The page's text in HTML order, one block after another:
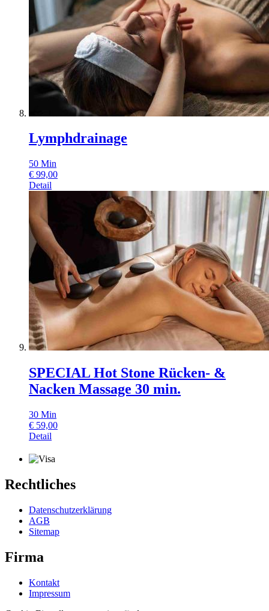
Lymphdrainage
50 Min
€ 99,00
Detail
SPECIAL Hot Stone Rücken- &
Nacken Massage 30 min.
30 Min
€ 59,00
Detail
Rechtliches
Datenschutzerklärung
AGB
Sitemap
Firma
Kontakt
Impressum